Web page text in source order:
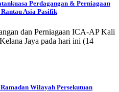
Perdagangan & Perniagaan
Asia Pasifik
dan Perniagaan ICA-AP Kali
Jaya pada hari ini (14
Wilayah Persekutuan